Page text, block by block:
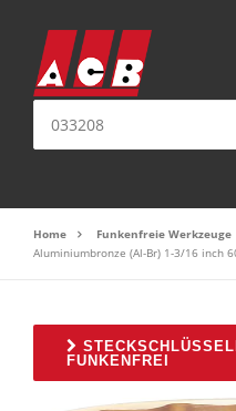
Home Funkenfreie Werkzeuge
Aluminiumbronze (Al-Br) 1-3/16 inch
FUNKENFREI